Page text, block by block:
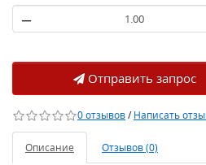
–
Отправить запрос
0 отзывов/Написать
Описание Отзывов (0)